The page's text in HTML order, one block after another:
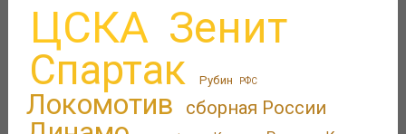
ЦСКА Зенит
Спартак Рубин РФС
Локомотив сборная России